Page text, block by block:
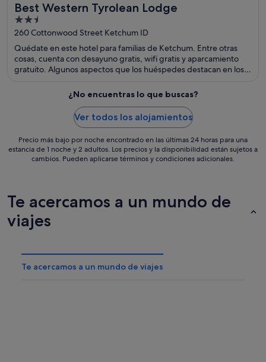
Best Western Tyrolean Lodge
2.5
out
of
5
260 Cottonwood Street Ketchum ID
Quédate en este hotel para familias de Ketchum. Entre otras
cosas, cuenta con desayuno gratis, wifi gratis y aparcamiento
gratuito. Algunos aspectos que los huéspedes destacan en los
personal. Dos atracciones turísticas populares que se
encuentran cerca son Estación de esquí Sun Valley y Sun Valley
Museum of History.
¿No encuentras lo que buscas?
Ver todos los alojamientos
Precio más bajo por noche encontrado en las últimas 24 horas para una
estancia de 1 noche y 2 adultos. Los precios y la disponibilidad están sujetos a
cambios. Pueden aplicarse términos y condiciones adicionales.
Te acercamos a un mundo de
viajes
Te acercamos a un mundo de viajes